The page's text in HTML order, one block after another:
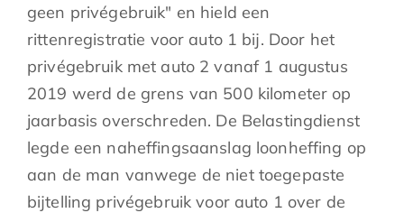
geen privégebruik" en hield een
rittenregistratie voor auto 1 bij. Door het
privégebruik met auto 2 vanaf 1 augustus
2019 werd de grens van 500 kilometer op
jaarbasis overschreden. De Belastingdienst
legde een naheffingsaanslag loonheffing op
aan de man vanwege de niet toegepaste
bijtelling privégebruik voor auto 1 over de